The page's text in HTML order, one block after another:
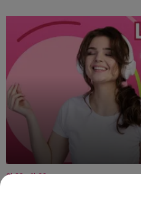
0h00 - 6h00